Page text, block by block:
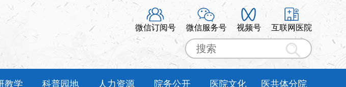
微信订阅号 微信服务号 视频号 互联网医院
教学 科普园地 人力资源 院务公开 医院文化 医共体分院